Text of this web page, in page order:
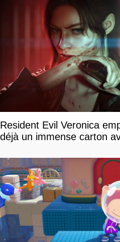
Resident Evil Veronica
déjà un immense carton